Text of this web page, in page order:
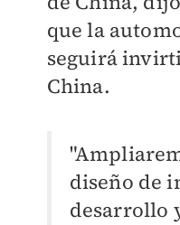
que la
seguirá
China.
diseño de
desarrollo